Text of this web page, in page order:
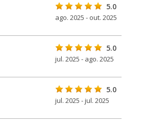
5.0
ago. 2025 - out. 2025
5.0
jul. 2025 - ago. 2025
5.0
jul. 2025 - jul. 2025